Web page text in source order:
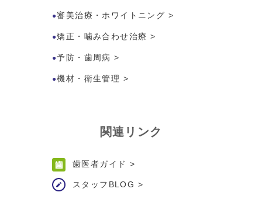
審美治療・ホワイトニング >
矯正・噛み合わせ治療 >
予防・歯周病 >
機材・衛生管理 >
関連リンク
歯医者ガイド >
スタッフBLOG >